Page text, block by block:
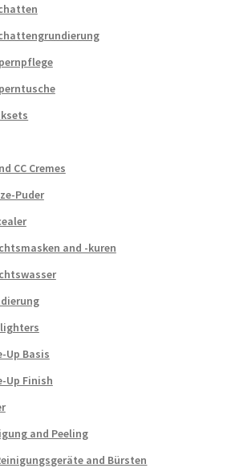
CC Cremes
Puder
and -kuren
Up Basis
Up Finish
and Peeling
and Bürsten